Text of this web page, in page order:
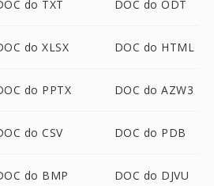
do TXT DOC do ODT
do XLSX DOC do HTML
do PPTX DOC do AZW3
do CSV DOC do PDB
do BMP DOC do DJVU